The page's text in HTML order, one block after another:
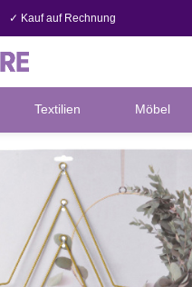
✓ Kauf auf Rechnung
Textilien Möbel